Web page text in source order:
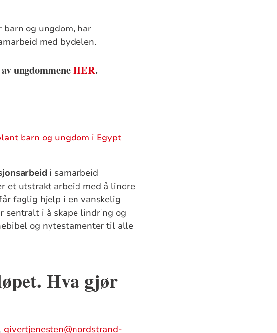
og ungdom, har
med bydelen.
ungdommeneHER.
barn og ungdom i Egypt
i samarbeid
et utstrakt arbeid med å lindre
faglig hjelp i en vanskelig
sentralt i å skape lindring og
og nytestamenter til alle
Hva gjør
givertjenesten@nordstrand-